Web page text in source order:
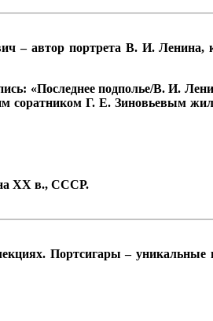
– автор портрета В. И. Ленина,
«Последнее подполье/В. И.
соратником Г. Е. Зиновьевым
XX в., СССР.
Портсигары – уникальные